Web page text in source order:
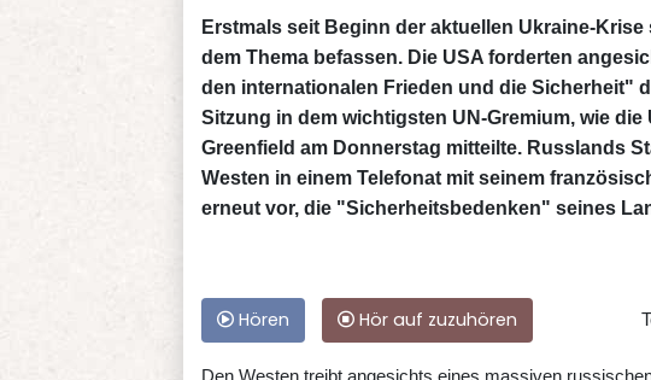
Erstmals seit Beginn der aktuellen Ukraine-
dem Thema befassen. Die USA forderten
den internationalen Frieden und die Sicherheit"
Sitzung in dem wichtigsten UN-Gremium, wie
Greenfield am Donnerstag mitteilte. Russlands
Westen in einem Telefonat mit seinem
erneut vor, die "Sicherheitsbedenken" seines
Hören Hör auf zuzuhören